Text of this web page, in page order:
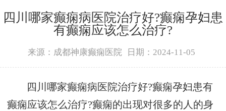
四川哪家癫痫病医院治疗好?癫痫孕妇患
有癫痫应该怎么治疗?
来源：成都神康癫痫医院 日期：2024-11-05
四川哪家癫痫病医院治疗好?癫痫孕妇患有
癫痫应该怎么治疗?癫痫的出现对很多的人的身